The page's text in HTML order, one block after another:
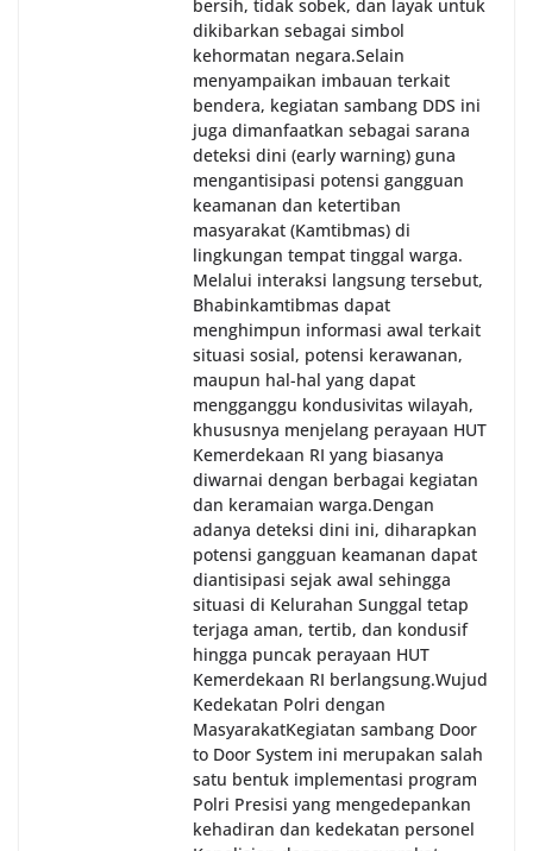
bersih, tidak sobek, dan layak untuk
dikibarkan sebagai simbol
kehormatan negara.‎‎‎Selain
menyampaikan imbauan terkait
bendera, kegiatan sambang DDS ini
juga dimanfaatkan sebagai sarana
deteksi dini (early warning) guna
mengantisipasi potensi gangguan
keamanan dan ketertiban
masyarakat (Kamtibmas) di
lingkungan tempat tinggal warga.
Melalui interaksi langsung tersebut,
Bhabinkamtibmas dapat
menghimpun informasi awal terkait
situasi sosial, potensi kerawanan,
maupun hal-hal yang dapat
mengganggu kondusivitas wilayah,
khususnya menjelang perayaan HUT
Kemerdekaan RI yang biasanya
diwarnai dengan berbagai kegiatan
dan keramaian warga.‎‎Dengan
adanya deteksi dini ini, diharapkan
potensi gangguan keamanan dapat
diantisipasi sejak awal sehingga
situasi di Kelurahan Sunggal tetap
terjaga aman, tertib, dan kondusif
hingga puncak perayaan HUT
Kemerdekaan RI berlangsung.‎‎Wujud
Kedekatan Polri dengan
Masyarakat‎Kegiatan sambang Door
to Door System ini merupakan salah
satu bentuk implementasi program
Polri Presisi yang mengedepankan
kehadiran dan kedekatan personel